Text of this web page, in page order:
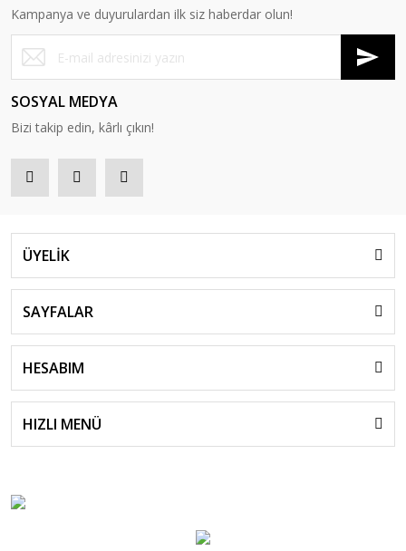
Kampanya ve duyurulardan ilk siz haberdar olun!
SOSYAL MEDYA
Bizi takip edin, kârlı çıkın!
ÜYELİK
SAYFALAR
HESABIM
HIZLI MENÜ